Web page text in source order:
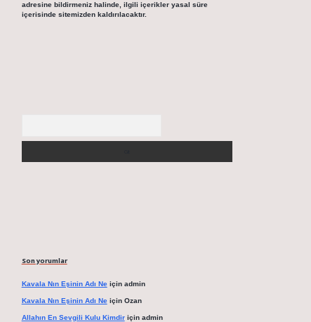
adresine bildirmeniz halinde, ilgili içerikler yasal süre
içerisinde sitemizden kaldırılacaktır.
Son yorumlar
Kavala Nın Eşinin Adı Neiçin admin
Kavala Nın Eşinin Adı Neiçin Ozan
Allahın En Sevgili Kulu Kimdiriçin admin